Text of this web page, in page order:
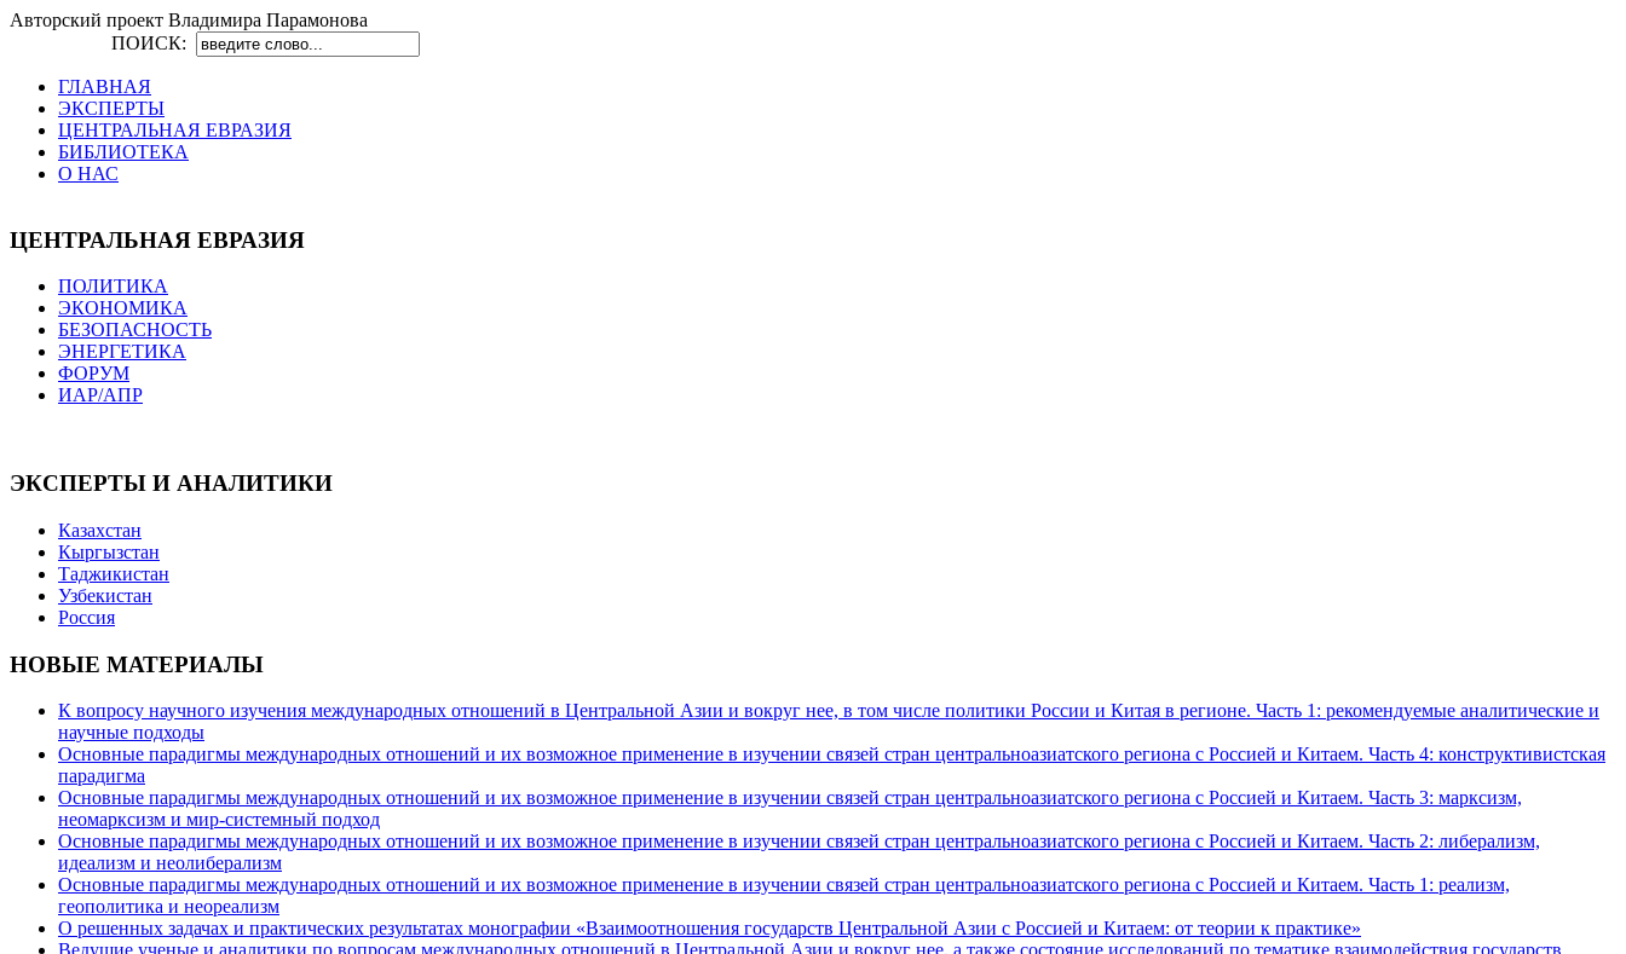
Авторский проект Владимира Парамонова
ПОИСК:
ГЛАВНАЯ
ЭКСПЕРТЫ
ЦЕНТРАЛЬНАЯ ЕВРАЗИЯ
БИБЛИОТЕКА
О НАС
ЦЕНТРАЛЬНАЯ ЕВРАЗИЯ
ПОЛИТИКА
ЭКОНОМИКА
БЕЗОПАСНОСТЬ
ЭНЕРГЕТИКА
ФОРУМ
ИАР/АПР
ЭКСПЕРТЫ И АНАЛИТИКИ
Казахстан
Кыргызстан
Таджикистан
Узбекистан
Россия
НОВЫЕ МАТЕРИАЛЫ
К вопросу научного изучения международных отношений в Центральной Азии и вокруг нее, в том числе политики России и Китая в регионе. Часть 1: рекомендуемые аналитические и
научные подходы
Основные парадигмы международных отношений и их возможное применение в изучении связей стран центральноазиатского региона с Россией и Китаем. Часть 4: конструктивистская
парадигма
Основные парадигмы международных отношений и их возможное применение в изучении связей стран центральноазиатского региона с Россией и Китаем. Часть 3: марксизм,
неомарксизм и мир-системный подход
Основные парадигмы международных отношений и их возможное применение в изучении связей стран центральноазиатского региона с Россией и Китаем. Часть 2: либерализм,
идеализм и неолиберализм
Основные парадигмы международных отношений и их возможное применение в изучении связей стран центральноазиатского региона с Россией и Китаем. Часть 1: реализм,
геополитика и неореализм
О решенных задачах и практических результатах монографии «Взаимоотношения государств Центральной Азии с Россией и Китаем: от теории к практике»